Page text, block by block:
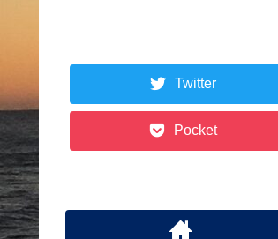
Twitter
Pocket